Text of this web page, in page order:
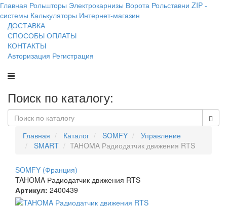
Главная Рольшторы Электрокарнизы Ворота Рольставни ZIP -
системы Калькуляторы Интернет-магазин
ДОСТАВКА
СПОСОБЫ ОПЛАТЫ
КОНТАКТЫ
Авторизация Регистрация
Поиск по каталогу:
Главная Каталог SOMFY
Управление
SMART
TAHOMA Радиодатчик движения RTS
SOMFY (Франция)
TAHOMA Радиодатчик движения RTS
Артикул: 2400439